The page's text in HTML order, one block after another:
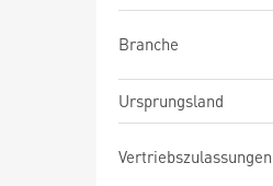
Branche
Ursprungsland
Vertriebszulassungen